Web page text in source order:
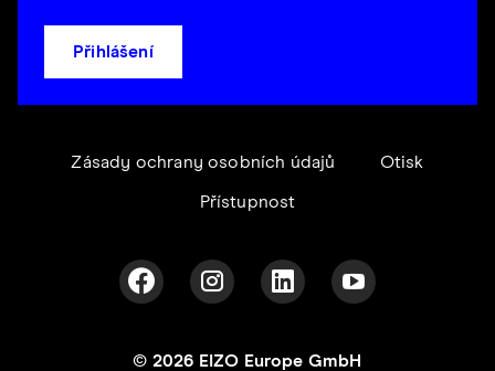
Přihlášení
Zásady ochrany osobních údajů Otisk
Přístupnost
© 2026 EIZO Europe GmbH